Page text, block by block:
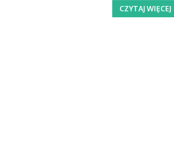
CZYTAJ WIĘCEJ